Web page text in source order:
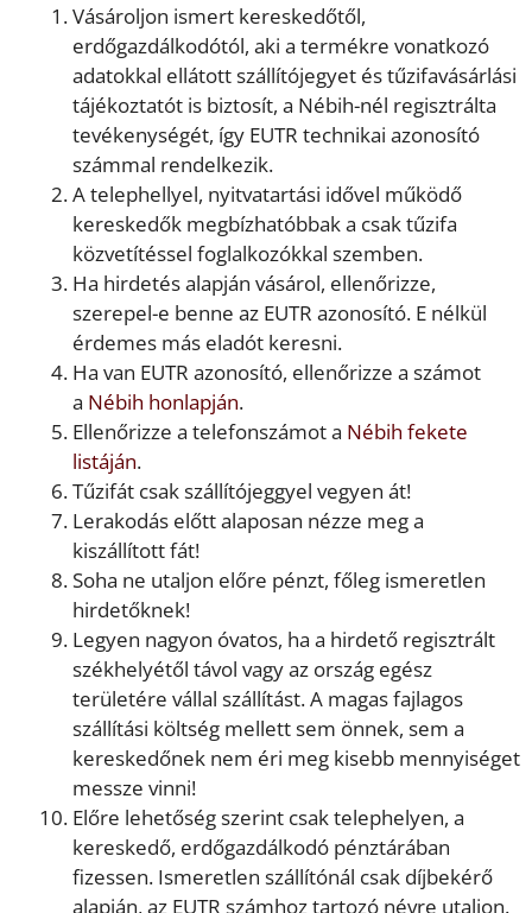
Vásároljon ismert kereskedőtől,
erdőgazdálkodótól, aki a termékre vonatkozó
adatokkal ellátott szállítójegyet és tűzifavásárlási
tájékoztatót is biztosít, a Nébih-nél regisztrálta
tevékenységét, így EUTR technikai azonosító
számmal rendelkezik.
A telephellyel, nyitvatartási idővel működő
kereskedők megbízhatóbbak a csak tűzifa
közvetítéssel foglalkozókkal szemben.
Ha hirdetés alapján vásárol, ellenőrizze,
szerepel-e benne az EUTR azonosító. E nélkül
érdemes más eladót keresni.
Ha van EUTR azonosító, ellenőrizze a számot
a Nébih honlapján.
Ellenőrizze a telefonszámot a Nébih fekete
listáján.
Tűzifát csak szállítójeggyel vegyen át!
Lerakodás előtt alaposan nézze meg a
kiszállított fát!
Soha ne utaljon előre pénzt, főleg ismeretlen
hirdetőknek!
Legyen nagyon óvatos, ha a hirdető regisztrált
székhelyétől távol vagy az ország egész
területére vállal szállítást. A magas fajlagos
szállítási költség mellett sem önnek, sem a
kereskedőnek nem éri meg kisebb mennyiséget
messze vinni!
Előre lehetőség szerint csak telephelyen, a
kereskedő, erdőgazdálkodó pénztárában
fizessen. Ismeretlen szállítónál csak díjbekérő
alapján, az EUTR számhoz tartozó névre utaljon.